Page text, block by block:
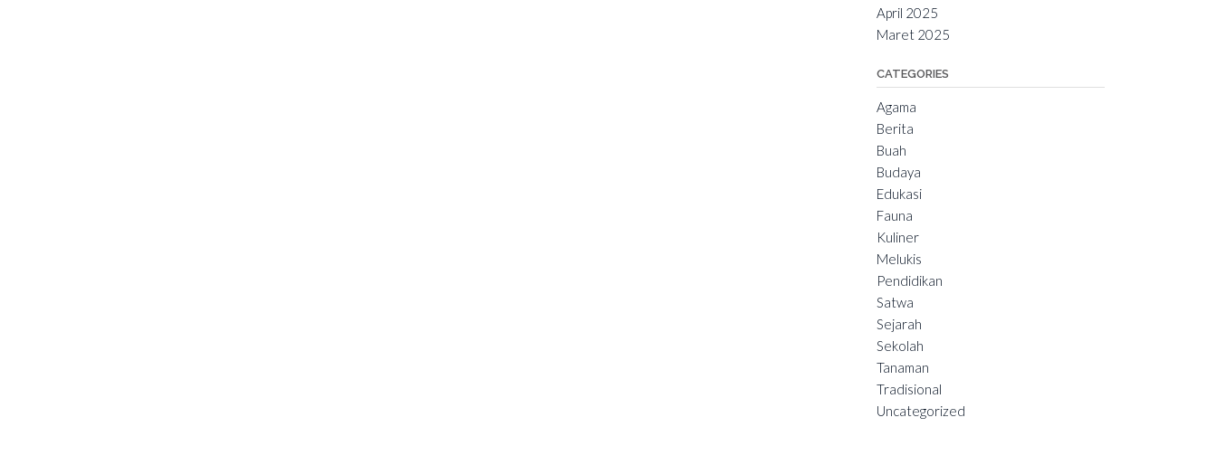
April 2025
Maret 2025
CATEGORIES
Agama
Berita
Buah
Budaya
Edukasi
Fauna
Kuliner
Melukis
Pendidikan
Satwa
Sejarah
Sekolah
Tanaman
Tradisional
Uncategorized